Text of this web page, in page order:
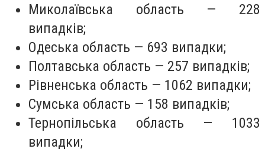
Миколаївська область — 228
випадків;
Одеська область — 693 випадки;
Полтавська область — 257 випадків;
Рівненська область — 1062 випадки;
Сумська область — 158 випадків;
Тернопільська область — 1033
випадки;